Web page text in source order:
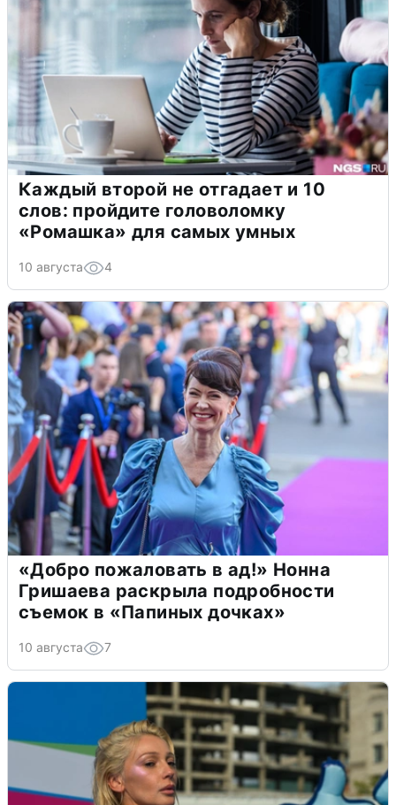
Каждый второй не отгадает и 10
слов: пройдите головоломку
«Ромашка» для самых умных
10 августа 4
«Добро пожаловать в ад!» Нонна
Гришаева раскрыла подробности
съемок в «Папиных дочках»
10 августа 7